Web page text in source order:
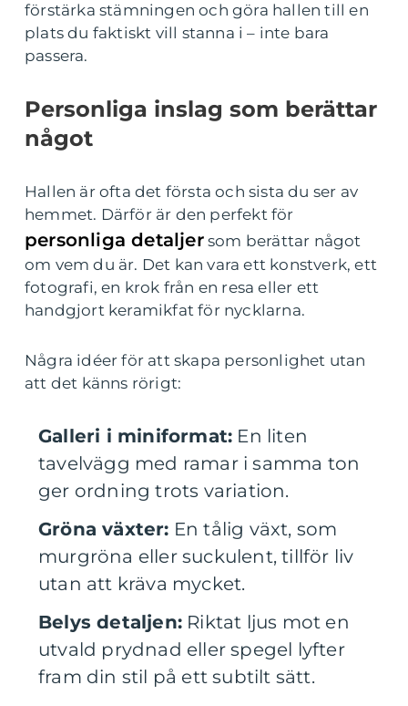
förstärka stämningen och göra hallen till en
plats du faktiskt vill stanna i – inte bara
passera.
Personliga inslag som berättar
något
Hallen är ofta det första och sista du ser av
hemmet. Därför är den perfekt för
personliga detaljersom berättar något
om vem du är. Det kan vara ett konstverk, ett
fotografi, en krok från en resa eller ett
handgjort keramikfat för nycklarna.
Några idéer för att skapa personlighet utan
att det känns rörigt:
Galleri i miniformat: En liten
tavelvägg med ramar i samma ton
ger ordning trots variation.
Gröna växter: En tålig växt, som
murgröna eller suckulent, tillför liv
utan att kräva mycket.
Belys detaljen: Riktat ljus mot en
utvald prydnad eller spegel lyfter
fram din stil på ett subtilt sätt.